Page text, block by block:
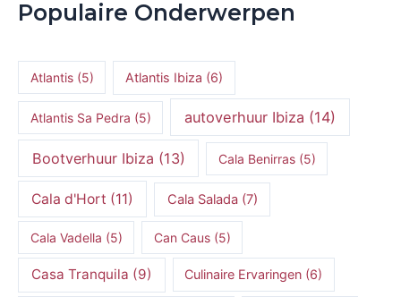
Populaire Onderwerpen
Atlantis(5) Atlantis Ibiza (6)
Atlantis Sa Pedra (5) autoverhuur Ibiza (14)
Bootverhuur Ibiza (13) Cala Benirras(5)
Cala d'Hort (11) Cala Salada(7)
Cala Vadella (5) Can Caus(5)
Casa Tranquila (9) Culinaire Ervaringen (6)